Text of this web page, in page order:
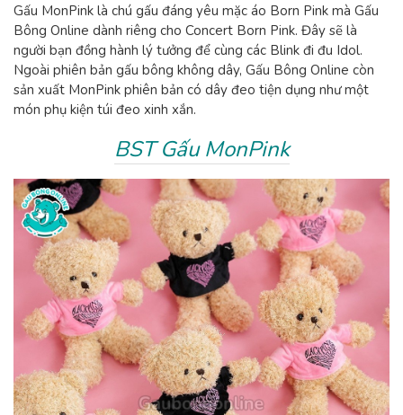
Gấu MonPink là chú gấu đáng yêu mặc áo Born Pink mà Gấu
Bông Online dành riêng cho Concert Born Pink. Đây sẽ là
người bạn đồng hành lý tưởng để cùng các Blink đi đu Idol.
Ngoài phiên bản gấu bông không dây, Gấu Bông Online còn
sản xuất MonPink phiên bản có dây đeo tiện dụng như một
món phụ kiện túi đeo xinh xắn.
BST Gấu MonPink